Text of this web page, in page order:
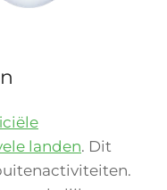
landen. Dit